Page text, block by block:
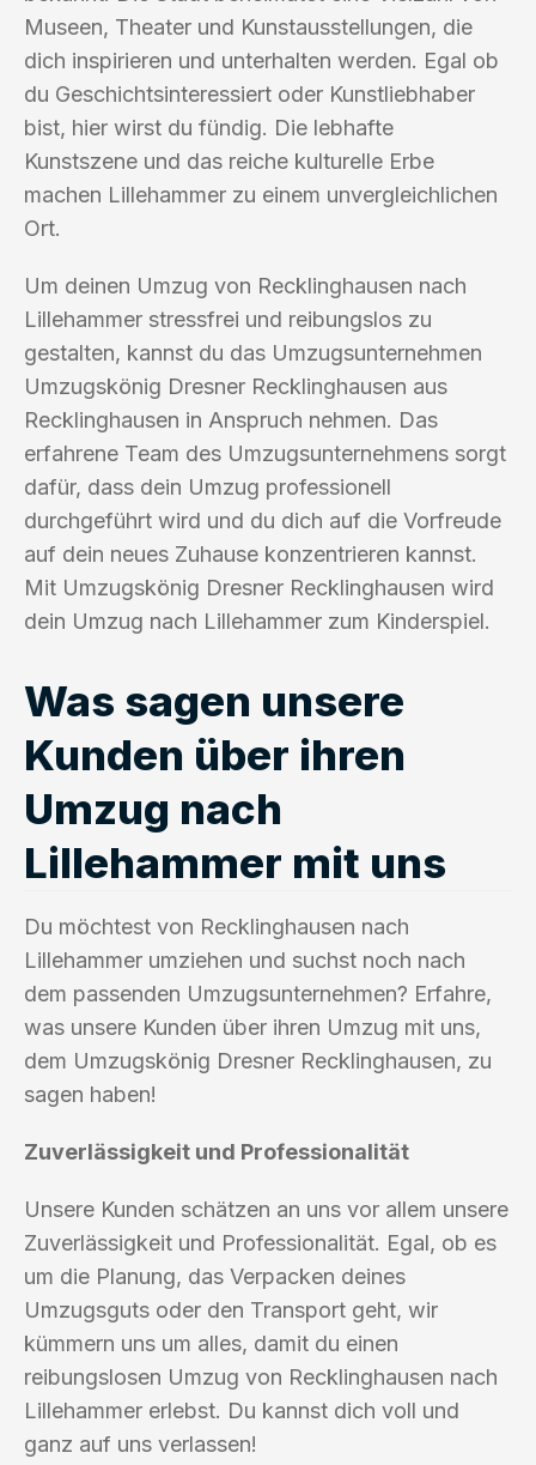
Museen, Theater und Kunstausstellungen, die
dich inspirieren und unterhalten werden. Egal ob
du Geschichtsinteressiert oder Kunstliebhaber
bist, hier wirst du fündig. Die lebhafte
Kunstszene und das reiche kulturelle Erbe
machen Lillehammer zu einem unvergleichlichen
Ort.
Um deinen Umzug von Recklinghausen nach
Lillehammer stressfrei und reibungslos zu
gestalten, kannst du das Umzugsunternehmen
Umzugskönig Dresner Recklinghausen aus
Recklinghausen in Anspruch nehmen. Das
erfahrene Team des Umzugsunternehmens sorgt
dafür, dass dein Umzug professionell
durchgeführt wird und du dich auf die Vorfreude
auf dein neues Zuhause konzentrieren kannst.
Mit Umzugskönig Dresner Recklinghausen wird
dein Umzug nach Lillehammer zum Kinderspiel.
Was sagen unsere
Kunden über ihren
Umzug nach
Lillehammer mit uns
Du möchtest von Recklinghausen nach
Lillehammer umziehen und suchst noch nach
dem passenden Umzugsunternehmen? Erfahre,
was unsere Kunden über ihren Umzug mit uns,
dem Umzugskönig Dresner Recklinghausen, zu
sagen haben!
Zuverlässigkeit und Professionalität
Unsere Kunden schätzen an uns vor allem unsere
Zuverlässigkeit und Professionalität. Egal, ob es
um die Planung, das Verpacken deines
Umzugsguts oder den Transport geht, wir
kümmern uns um alles, damit du einen
reibungslosen Umzug von Recklinghausen nach
Lillehammer erlebst. Du kannst dich voll und
ganz auf uns verlassen!